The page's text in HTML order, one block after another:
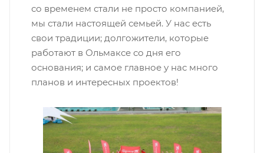
со временем стали не просто компанией,
мы стали настоящей семьей. У нас есть
свои традиции; долгожители, которые
работают в Ольмаксе со дня его
основания; и самое главное у нас много
планов и интересных проектов!